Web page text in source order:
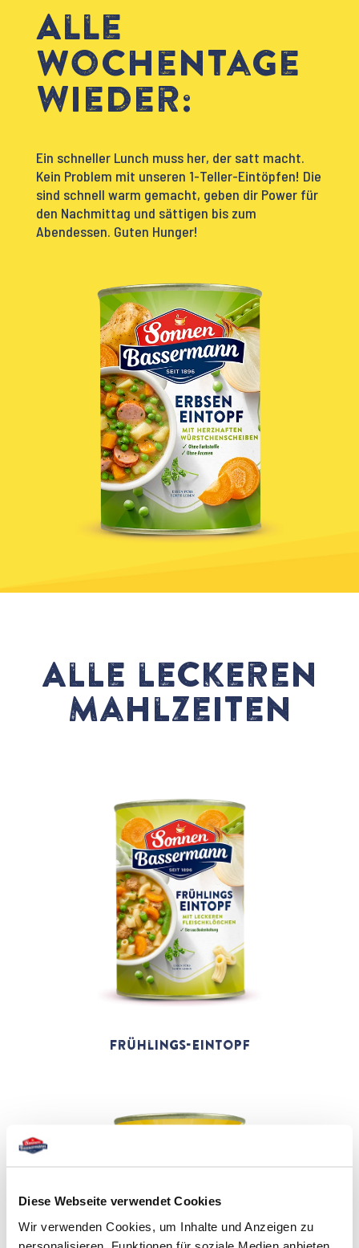
Diese Webseite verwendet Cookies
Wir verwenden Cookies, um Inhalte und Anzeigen zu
personalisieren, Funktionen für soziale Medien anbieten
Alle
Wochentage
wieder:
Ein schneller Lunch muss her, der satt macht.
Kein Problem mit unseren 1-Teller-Eintöpfen! Die
sind schnell warm gemacht, geben dir Power für
den Nachmittag und sättigen bis zum
Abendessen. Guten Hunger!
Alle leckeren
Mahlzeiten
Frühlings-Eintopf